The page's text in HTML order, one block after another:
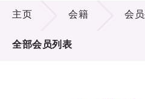
活动及消息
科技分享
会籍
主页 会籍 会
全部会员列表